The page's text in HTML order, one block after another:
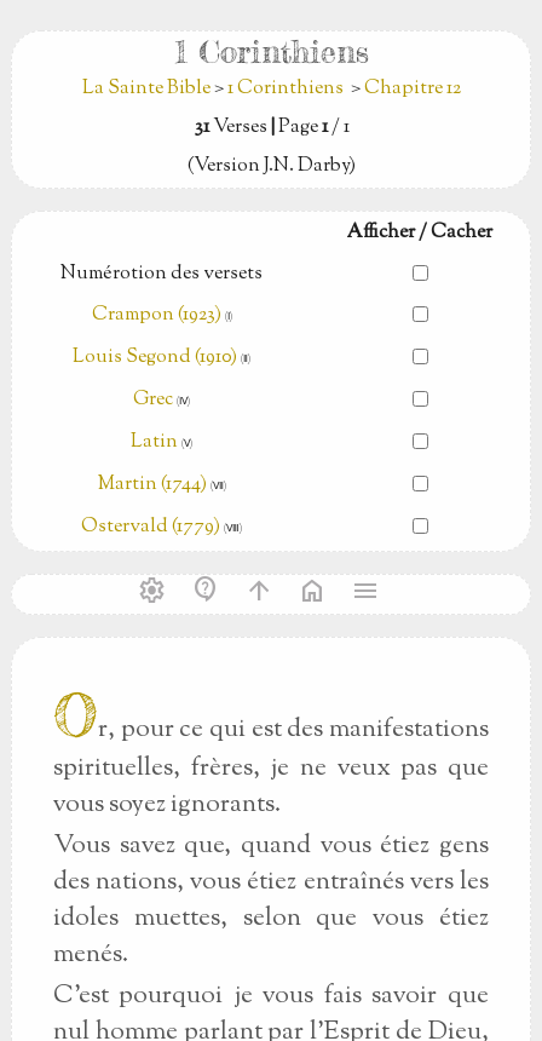
1 Corinthiens
La Sainte Bible>1 Corinthiens >Chapitre 12
31Verses|Page1/ 1
(Version J.N. Darby)
Afficher / Cacher
Numérotion des versets
Crampon (1923) (Ⅰ)
Louis Segond (1910)(Ⅱ)
Grec (Ⅳ)
Latin (Ⅴ)
Martin (1744) (Ⅶ)
Ostervald (1779) (Ⅷ)
settings contact_support arrow_upward home menu
Or, pour ce qui est des manifestations
spirituelles, frères, je ne veux pas que
vous soyez ignorants.
Vous savez que, quand vous étiez gens
des nations, vous étiez entraînés vers les
idoles muettes, selon que vous étiez
menés.
C’est pourquoi je vous fais savoir que
nul homme parlant par l’Esprit de Dieu,